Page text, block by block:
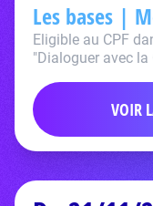
Les bases |
Eligible au CPF
"Dialoguer avec
VOIR